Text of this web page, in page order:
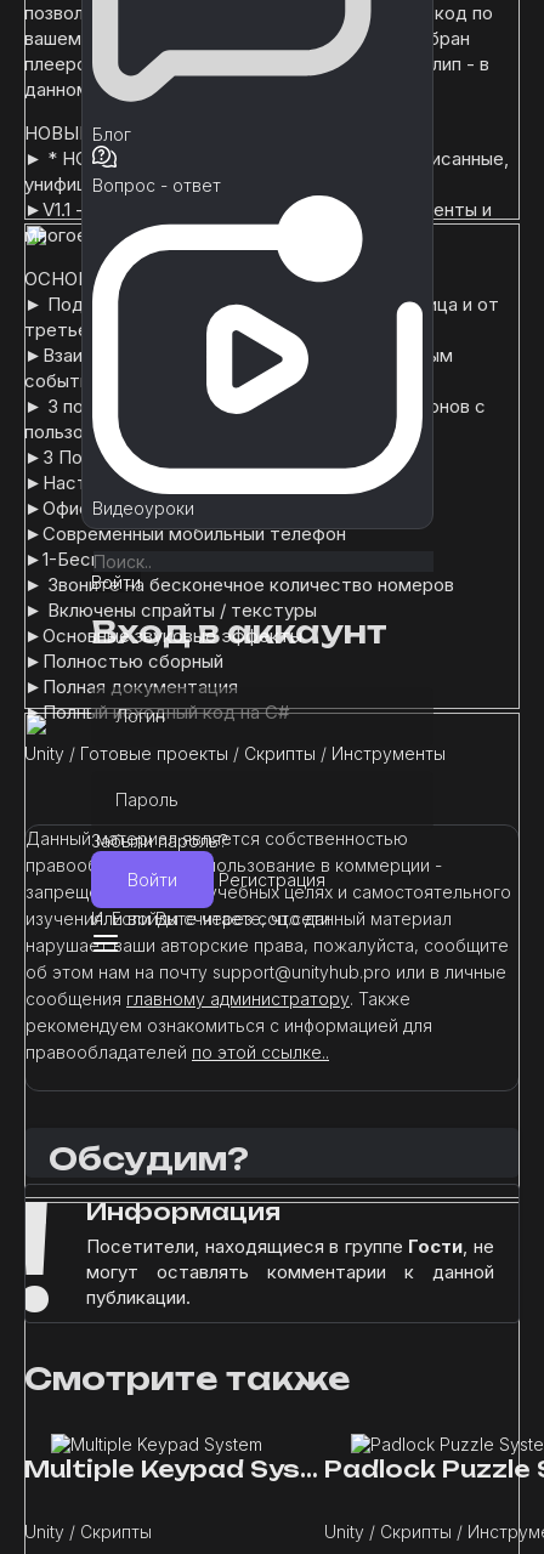
Блог
Вопрос - ответ
Видеоуроки
Войти
Вход в аккаунт
Логин
Пароль
Забыли пароль?
Войти
Регистрация
Или войдите через соц.сети
позволяют вам вводить различный строковый код по
вашему выбору, который, если он будет подобран
плеером, позволит вам воспроизвести аудиоклип - в
данном случае запись телефона или звонка.
НОВЫЕ ФУНКЦИИ:
► * НОВОЕ* - Версия V1.2 - Полностью переписанные,
унифицированные менеджеры и оптимизации
►V1.1 - Большая переделка, менеджеры, элементы и
многое другое!
ОСНОВНЫЕ ХАРАКТЕРИСТИКИ
► Поддержка: Взаимодействие от первого лица и от
третьего
►Взаимодействие между Raycast и триггерным
событием
► 3 пользовательские клавиатуры для телефонов с
пользовательским интерфейсом:
►3 Пользовательских телефона PBR:
►Настенный телефон-автомат
►Офисный телефон
►Современный мобильный телефон
►1-Бесконечный ввод с клавиатуры
► Звоните на бесконечное количество номеров
► Включены спрайты / текстуры
►Основные звуковые эффекты
►Полностью сборный
►Полная документация
►Полный исходный код на C#
Unity / Готовые проекты / Скрипты / Инструменты
Данный материал является собственностью
правообладателя. Использование в коммерции -
запрещено! Только в учебных целях и самостоятельного
изучения. Если Вы считаете, что данный материал
нарушает ваши авторские права, пожалуйста, сообщите
об этом нам на почту support@unityhub.pro или в личные
сообщения главному администратору. Также
рекомендуем ознакомиться с информацией для
правообладателей по этой ссылке..
Обсудим?
! Информация
Посетители, находящиеся в группе Гости, не
могут оставлять комментарии к данной
публикации.
Смотрите также
Multiple Keypad System
Unity / Скрипты Unity / Скрипты /